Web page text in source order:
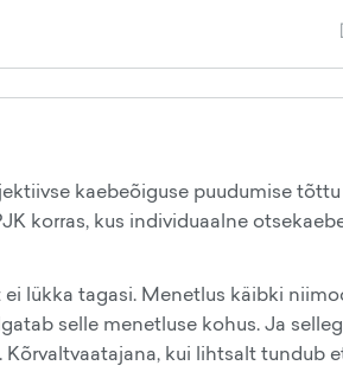
kaebeõiguse puudumise
korras, kus individuaalne
lükka tagasi. Menetlus käibki
selle menetluse kohus. Ja
kui lihtsalt tundub